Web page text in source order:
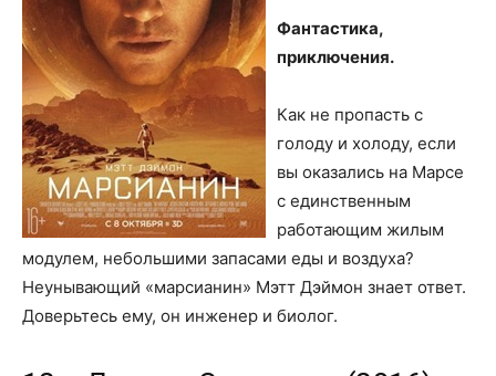
Фантастика,
приключения.
Как не пропасть с
голоду и холоду, если
вы оказались на Марсе
с единственным
работающим жилым
модулем, небольшими запасами еды и воздуха?
Неунывающий «марсианин» Мэтт Дэймон знает ответ.
Доверьтесь ему, он инженер и биолог.